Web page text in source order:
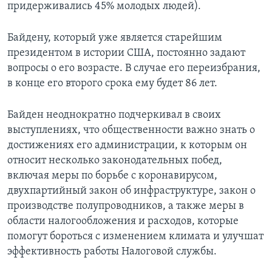
придерживались 45% молодых людей).
Байдену, который уже является старейшим
президентом в истории США, постоянно задают
вопросы о его возрасте. В случае его переизбрания,
в конце его второго срока ему будет 86 лет.
Байден неоднократно подчеркивал в своих
выступлениях, что общественности важно знать о
достижениях его администрации, к которым он
относит несколько законодательных побед,
включая меры по борьбе с коронавирусом,
двухпартийный закон об инфраструктуре, закон о
производстве полупроводников, а также меры в
области налогообложения и расходов, которые
помогут бороться с изменением климата и улучшат
эффективность работы Налоговой службы.